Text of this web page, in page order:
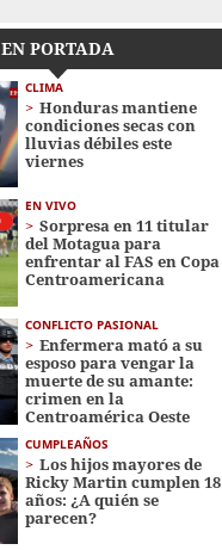
EN PORTADA
CLIMA
Honduras mantiene
condiciones secas con
lluvias débiles este
viernes
EN VIVO
Sorpresa en 11 titular
del Motagua para
enfrentar al FAS en Copa
Centroamericana
CONFLICTO PASIONAL
Enfermera mató a su
esposo para vengar la
muerte de su amante:
crimen en la
Centroamérica Oeste
CUMPLEAÑOS
Los hijos mayores de
Ricky Martin cumplen 18
años: ¿A quién se
parecen?